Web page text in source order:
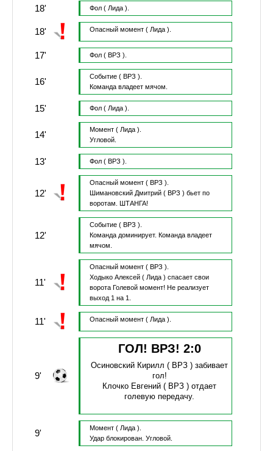
18' Фол ( Лида ).
18' Опасный момент ( Лида ).
17' Фол ( ВРЗ ).
16' Событие ( ВРЗ ).
Команда владеет мячом.
15' Фол ( Лида ).
14' Момент ( Лида ).
Угловой.
13' Фол ( ВРЗ ).
12'
Опасный момент ( ВРЗ ).
Шимановский Дмитрий( ВРЗ ) бьет по
воротам.
ШТАНГА!
12'
Событие ( ВРЗ ).
Команда доминирует. Команда владеет
мячом.
11'
Опасный момент ( ВРЗ ).
Ходыко Алексей( Лида ) спасает свои
ворота Голевой момент! Не реализует
выход 1 на 1.
11' Опасный момент ( Лида ).
9'
ГОЛ! ВРЗ! 2:0
Осиновский Кирилл ( ВРЗ )забивает
гол!
Клочко Евгений ( ВРЗ )отдает
голевую передачу.
9' Момент ( Лида ).
Удар блокирован. Угловой.